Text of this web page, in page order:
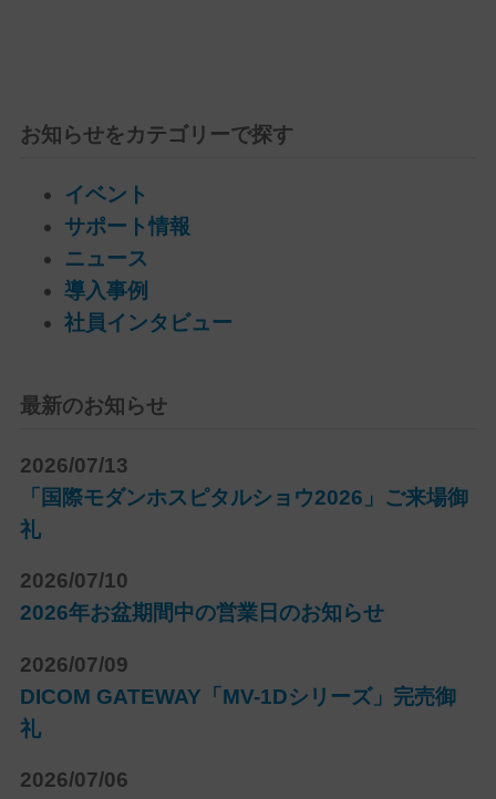
お知らせをカテゴリーで探す
イベント
サポート情報
ニュース
導入事例
社員インタビュー
最新のお知らせ
2026/07/13
「国際モダンホスピタルショウ2026」ご来場御
礼
2026/07/10
2026年お盆期間中の営業日のお知らせ
2026/07/09
DICOM GATEWAY「MV-1Dシリーズ」完売御
礼
2026/07/06